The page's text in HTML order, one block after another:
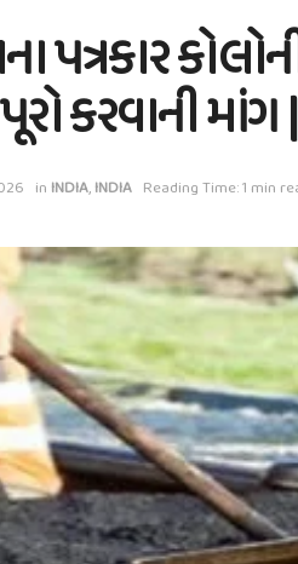
પત્રકાર
કરવાની
in INDIA,INDIA Reading Time: 1 min